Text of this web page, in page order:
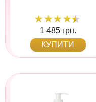
1 485 грн.
КУПИТИ